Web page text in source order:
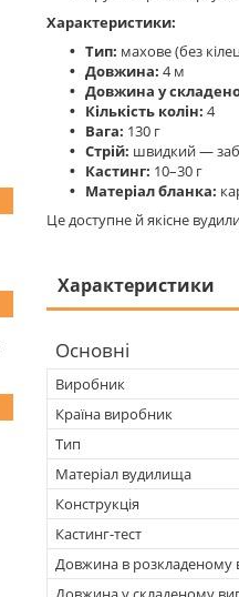
Характеристики:
Тип: махове (без
Довжина: 4 м
Довжина у
Кількість колін: 4
Вага: 130 г
Стрій: швидкий —
Кастинг: 10–30 г
Матеріал бланка:
Це доступне й якісне
Характеристики
Основні
Виробник
Країна виробник
Тип
Матеріал вудилища
Конструкція
Кастинг-тест
Довжина в розкладеному